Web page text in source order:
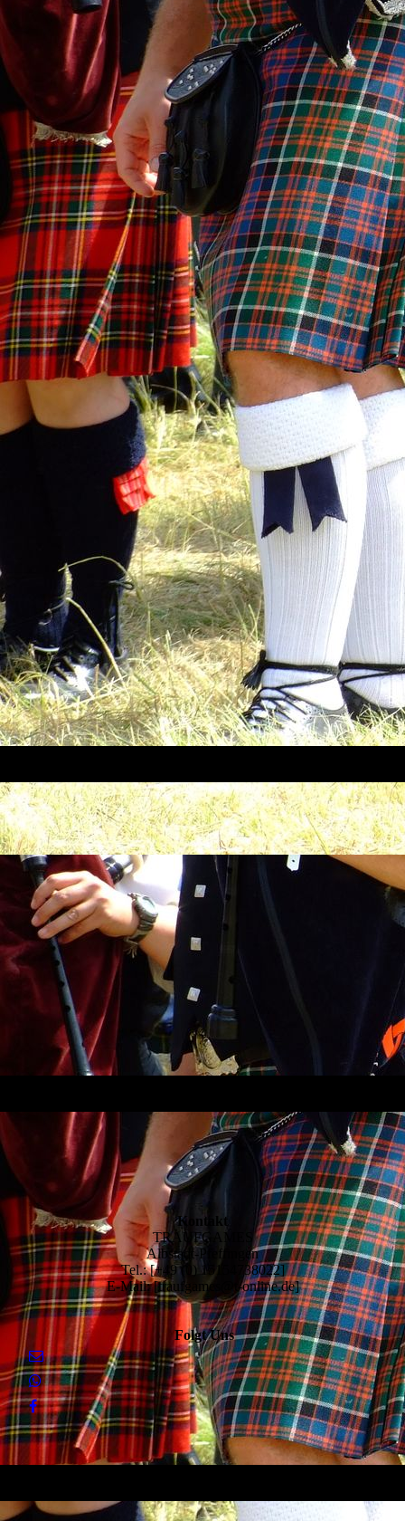
Kontakt
TRAUFGAMES
Albstadt-Pfeffingen
Tel.: [+49 (0) 15154738022]
E-Mail: [traufgames@t-online.de]
Folgt Uns